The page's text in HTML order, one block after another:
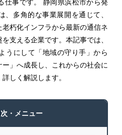
仕事です。 静岡県浜松市から発
、多角的な事業展開を通じて、
朽化インフラから最新の通信ネ
支える企業です。本記事では、
うにして「地域の守り手」から
ー」へ成長し、これからの社会に
しく解説します。
・メニュー